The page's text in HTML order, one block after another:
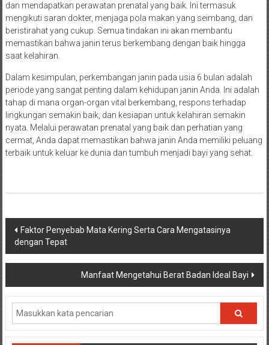
dan mendapatkan perawatan prenatal yang baik. Ini termasuk
mengikuti saran dokter, menjaga pola makan yang seimbang, dan
beristirahat yang cukup. Semua tindakan ini akan membantu
memastikan bahwa janin terus berkembang dengan baik hingga
saat kelahiran.
Dalam kesimpulan, perkembangan janin pada usia 6 bulan adalah
periode yang sangat penting dalam kehidupan janin Anda. Ini adalah
tahap di mana organ-organ vital berkembang, respons terhadap
lingkungan semakin baik, dan kesiapan untuk kelahiran semakin
nyata. Melalui perawatan prenatal yang baik dan perhatian yang
cermat, Anda dapat memastikan bahwa janin Anda memiliki peluang
terbaik untuk keluar ke dunia dan tumbuh menjadi bayi yang sehat.
Navigasi
pos
Faktor Penyebab Mata Kering Serta Cara Mengatasinya
dengan Tepat
Manfaat Mengetahui Berat Badan Ideal Bayi